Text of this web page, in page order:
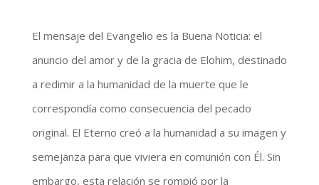
El mensaje del Evangelio es la Buena Noticia: el
anuncio del amor y de la gracia de Elohim, destinado
a redimir a la humanidad de la muerte que le
correspondía como consecuencia del pecado
original. El Eterno creó a la humanidad a su imagen y
semejanza para que viviera en comunión con Él. Sin
embargo, esta relación se rompió por la